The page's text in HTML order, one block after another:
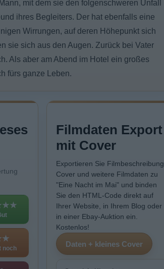
mit dem sie den folgenschweren Unfall
ihres Begleiters. Der hat ebenfalls eine
Wirrungen, auf deren Höhepunkt sich
sie sich aus den Augen. Zurück bei Vater
Als aber am Abend im Hotel ein großes
fürs ganze Leben.
noch
Filmdaten Export
mit Cover
Exportieren Sie Filmbeschreibung,
Cover und weitere Filmdaten zu
"Eine Nacht im Mai" und binden
Sie den HTML-Code direkt auf
Ihrer Website, in Ihrem Blog oder
in einer Ebay-Auktion ein.
Kostenlos!